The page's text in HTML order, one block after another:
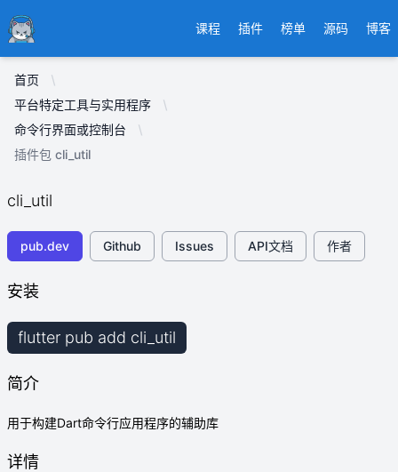
Ducafecat 课程 插件 榜单 源码 博客
首页
平台特定工具与实用程序
命令行界面或控制台
插件包 cli_util
cli_util
pub.dev Github Issues API文档 作者
安装
flutter pub add cli_util
简介
用于构建Dart命令行应用程序的辅助库
详情